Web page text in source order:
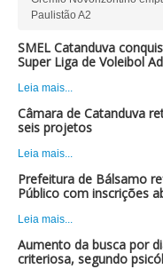
Paulistão A2
SMEL Catanduva
Super Liga de Voleibol
Leia mais...
Câmara de Catanduva
seis projetos
Leia mais...
Prefeitura de Bálsamo
Público com inscrições
Leia mais...
Aumento da busca por
criteriosa, segundo